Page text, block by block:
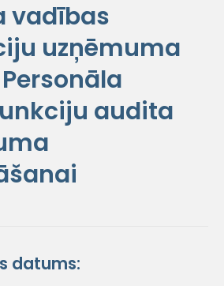
vadības
uzņēmuma
audita
datums: